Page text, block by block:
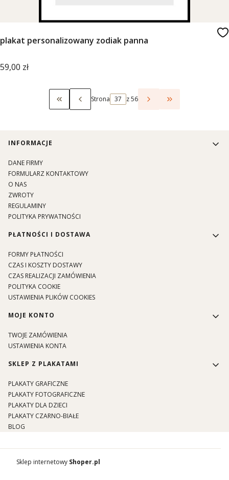
plakat personalizowany zodiak panna
Cena
59,00 zł
Wróć do pierwszej strony z produktami
Strona z 56 Przejdź do
Linki w stopce
INFORMACJE
DANE FIRMY
FORMULARZ KONTAKTOWY
O NAS
ZWROTY
REGULAMINY
POLITYKA PRYWATNOŚCI
PŁATNOŚCI I DOSTAWA
FORMY PŁATNOŚCI
CZAS I KOSZTY DOSTAWY
CZAS REALIZACJI ZAMÓWIENIA
POLITYKA COOKIE
USTAWIENIA PLIKÓW COOKIES
MOJE KONTO
TWOJE ZAMÓWIENIA
USTAWIENIA KONTA
SKLEP Z PLAKATAMI
PLAKATY GRAFICZNE
PLAKATY FOTOGRAFICZNE
PLAKATY DLA DZIECI
PLAKATY CZARNO-BIAŁE
BLOG
Sklep internetowy Shoper.pl